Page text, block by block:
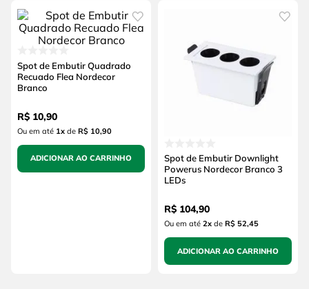
Spot de Embutir Quadrado
Recuado Flea Nordecor
Branco
R$ 10,90
Ou em até 1xde R$ 10,90
ADICIONAR AO CARRINHO
Spot de Embutir Downlight
Powerus Nordecor Branco 3
LEDs
R$ 104,90
Ou em até 2xde R$ 52,45
ADICIONAR AO CARRINHO